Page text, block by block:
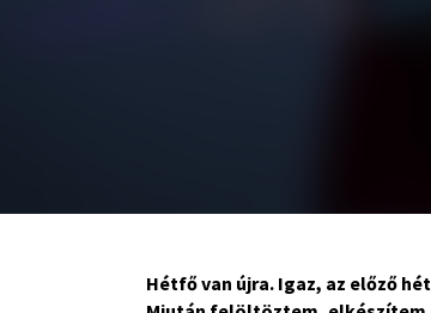
Hétfő van újra. Igaz, az előző